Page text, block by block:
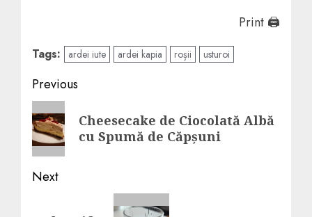
Print 🖨
Tags: ardei iute ardei kapia roșii usturoi
Post
navigation
Previous
Previous
post:
Cheesecake de Ciocolată Albă
cu Spumă de Căpșuni
Next